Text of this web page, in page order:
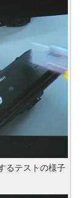
るテストの様子